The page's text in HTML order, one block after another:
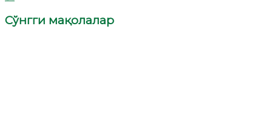
Сўнгги мақолалар